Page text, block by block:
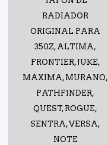
RADIADOR
ORIGINAL PARA
350Z, ALTIMA,
FRONTIER, JUKE,
MAXIMA, MURANO,
PATHFINDER,
QUEST, ROGUE,
SENTRA, VERSA,
NOTE